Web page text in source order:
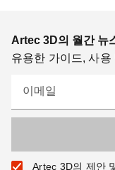
Artec 3D의 월간 뉴
유용한 가이드, 사용
이메일
Artec 3D의 제안